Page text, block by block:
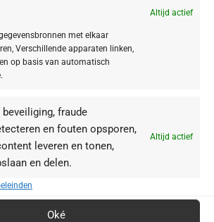
Altijd actief
met elkaar
Verschillende apparaten linken,
op basis van automatisch
fraude
en fouten opsporen,
leveren en tonen,
en delen.
Altijd actief
Oké
fris en verzorgd
uitvegen.
houden van …